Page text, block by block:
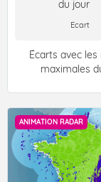
du jour
Ecart
Écarts avec
maximales
ANIMATION RADAR